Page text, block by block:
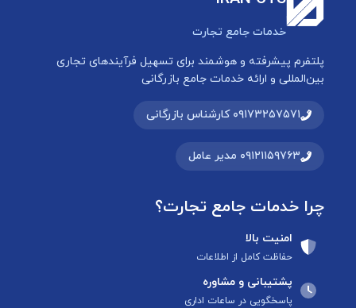
خدمات جامع تجارت
پلتفرم پیشرفته و هوشمند برای تسهیل فرآیندهای تجاری
بین‌المللی و ارائه خدمات جامع بازرگانی
۰۹۱۷۳۲۵۷۵۷۱ کارشناس بازرگانی
۰۹۱۲۱۱۵۹۷۶۳ مدیر عامل
چرا خدمات جامع تجارت؟
امنیت بالا
حفاظت کامل از اطلاعات
پشتیبانی و مشاوره
پاسخگویی در ساعات اداری